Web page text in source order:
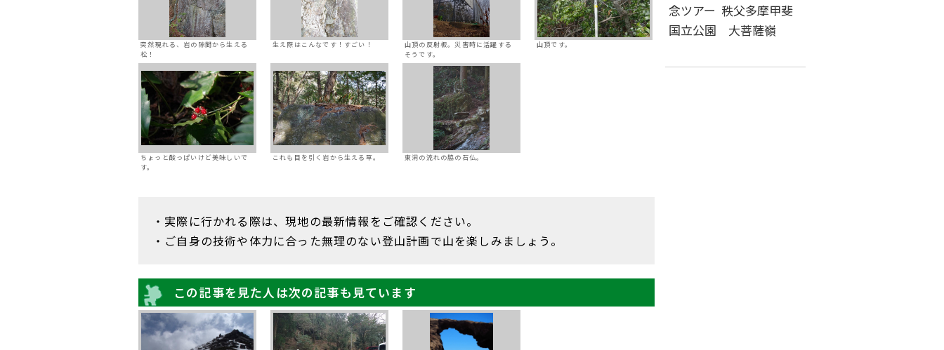
突然現れる、岩の隙間から生える
松！
生え際はこんなです！すごい！
山頂の反射板。災害時に活躍する
そうです。
山頂です。
ちょっと酸っぱいけど美味しいで
す。
これも目を引く岩から生える草。 東洞の流れの脇の石仏。
・実際に行かれる際は、現地の最新情報をご確認ください。
・ご自身の技術や体力に合った無理のない登山計画で山を楽しみましょう。
この記事を見た人は次の記事も見ています
念ツアー 秩父多摩甲斐
国立公園 大菩薩嶺